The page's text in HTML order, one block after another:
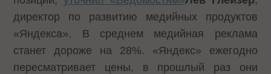
директор по развитию медийных продуктов
«Яндекса». В среднем медийная реклама
станет дороже на 28%. «Яндекс» ежегодно
пересматривает цены, в прошлый раз они